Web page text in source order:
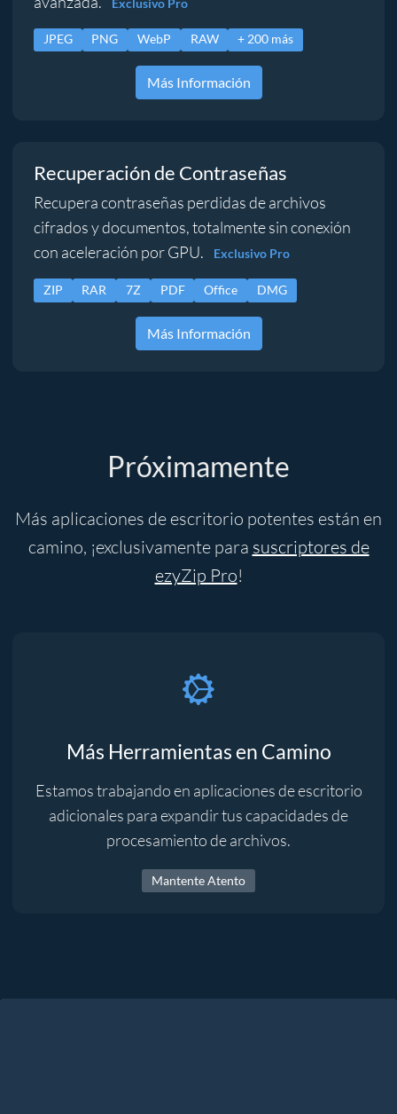
Exclusivo Pro
JPEG PNG WebP RAW + 200 más
Más Información
Recuperación de Contraseñas
Recupera contraseñas perdidas de archivos
cifrados y documentos, totalmente sin conexión
con aceleración por GPU.
Exclusivo Pro
ZIP RAR 7Z PDF Office DMG
Más Información
Próximamente
Más aplicaciones de escritorio potentes están en
camino, ¡exclusivamente para suscriptores de
ezyZip Pro!
Más Herramientas en Camino
Estamos trabajando en aplicaciones de escritorio
adicionales para expandir tus capacidades de
procesamiento de archivos.
Mantente Atento